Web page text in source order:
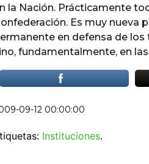
la Nación. Prácticamente
Es muy nueva
en defensa de los
fundamentalmente, en las
09-12 00:00:00
Instituciones.